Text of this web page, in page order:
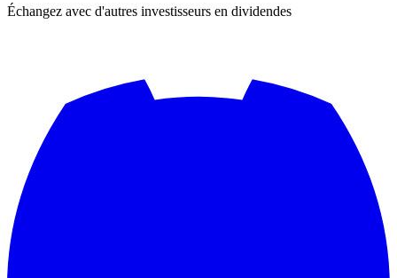
Échangez avec d'autres investisseurs en dividendes